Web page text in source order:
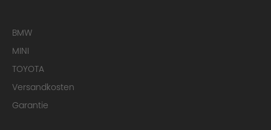
BMW
MINI
TOYOTA
Versandkosten
Garantie